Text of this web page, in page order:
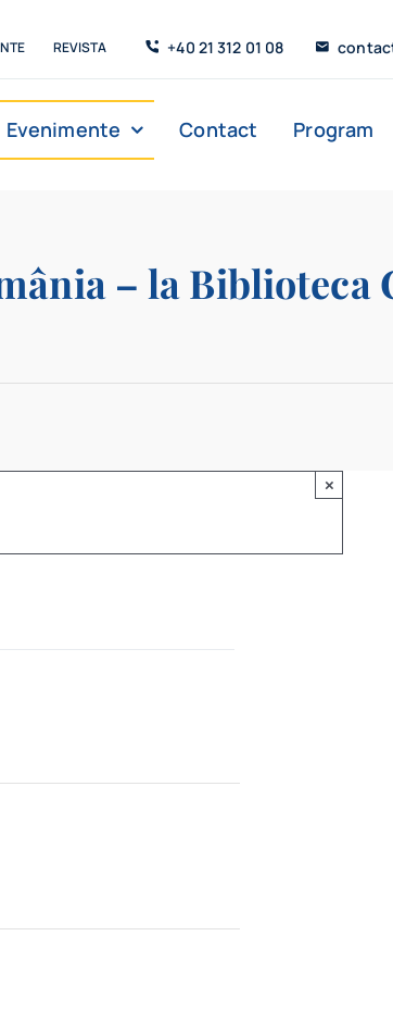
REVISTA +40 21 312 01 08
Evenimente Contact Program
– la Biblioteca
×